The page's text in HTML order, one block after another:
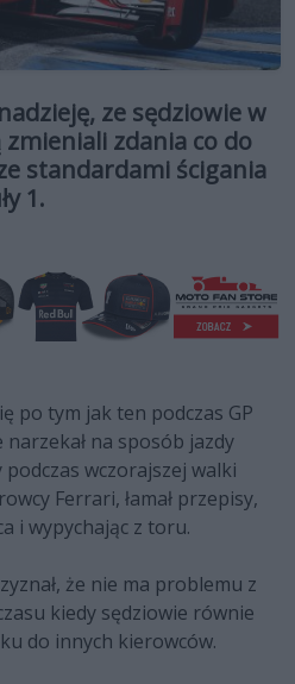
ze sędziowie w
zmieniali zdania co do
standardami ścigania
1.
po tym jak ten podczas GP
na sposób jazdy
wczorajszej walki
Ferrari, łamał przepisy,
i wypychając z toru.
że nie ma problemu z
kiedy sędziowie równie
do innych kierowców.